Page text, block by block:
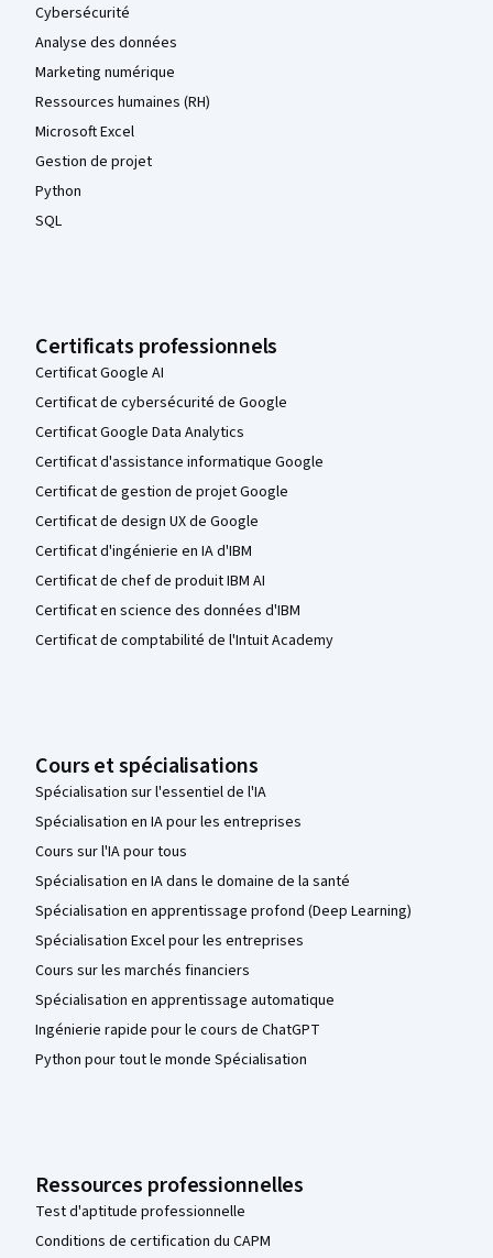
Cybersécurité
Analyse des données
Marketing numérique
Ressources humaines (RH)
Microsoft Excel
Gestion de projet
Python
SQL
Certificats professionnels
Certificat Google AI
Certificat de cybersécurité de Google
Certificat Google Data Analytics
Certificat d'assistance informatique Google
Certificat de gestion de projet Google
Certificat de design UX de Google
Certificat d'ingénierie en IA d'IBM
Certificat de chef de produit IBM AI
Certificat en science des données d'IBM
Certificat de comptabilité de l'Intuit Academy
Cours et spécialisations
Spécialisation sur l'essentiel de l'IA
Spécialisation en IA pour les entreprises
Cours sur l'IA pour tous
Spécialisation en IA dans le domaine de la santé
Spécialisation en apprentissage profond (Deep Learning)
Spécialisation Excel pour les entreprises
Cours sur les marchés financiers
Spécialisation en apprentissage automatique
Ingénierie rapide pour le cours de ChatGPT
Python pour tout le monde Spécialisation
Ressources professionnelles
Test d'aptitude professionnelle
Conditions de certification du CAPM